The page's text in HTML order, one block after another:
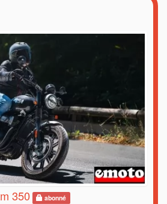
350 abonné